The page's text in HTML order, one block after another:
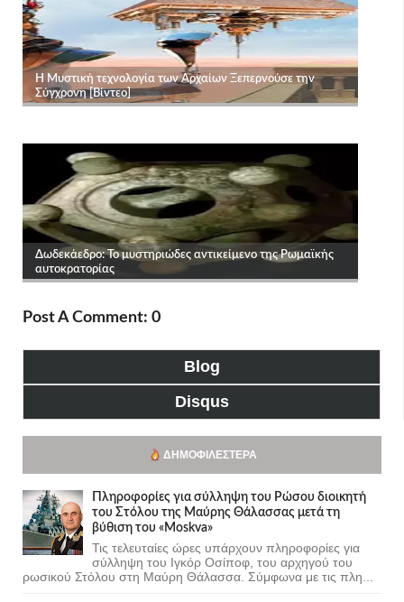
Post A Comment: 0
Blog
Disqus
ΔΗΜΟΦΙΛΈΣΤΕΡΑ
Πληροφορίες για σύλληψη του Ρώσου διοικητή
του Στόλου της Mαύρης Θάλασσας μετά τη
βύθιση του «Moskva»
Τις τελευταίες ώρες υπάρχουν πληροφορίες για
σύλληψη του Ιγκόρ Οσίποφ, του αρχηγού του
ρωσικού Στόλου στη Μαύρη Θάλασσα. Σύμφωνα με τις πλη...